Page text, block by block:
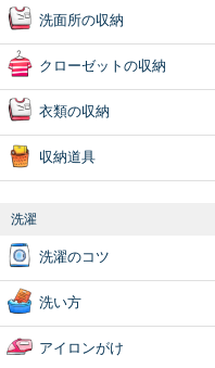
洗面所の収納
クローゼットの収納
衣類の収納
収納道具
洗濯
洗濯のコツ
洗い方
アイロンがけ